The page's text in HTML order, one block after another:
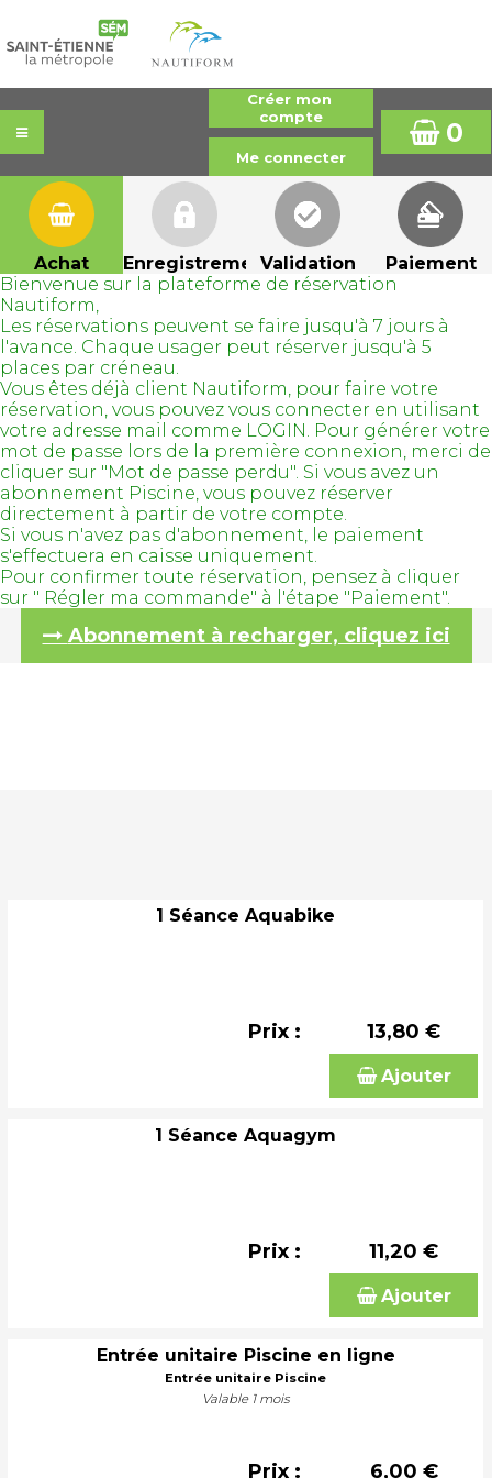
0
Achat EnregistrementValidation
Paiement
Bienvenue sur la plateforme de réservation
Nautiform,
Les réservations peuvent se faire jusqu'à 7 jours à
l'avance. Chaque usager peut réserver jusqu'à 5
places par créneau.
Vous êtes déjà client Nautiform, pour faire votre
réservation, vous pouvez vous connecter en utilisant
votre adresse mail comme LOGIN. Pour générer votre
mot de passe lors de la première connexion, merci de
cliquer sur "Mot de passe perdu". Si vous avez un
abonnement Piscine, vous pouvez réserver
directement à partir de votre compte.
Si vous n'avez pas d'abonnement, le paiement
s'effectuera en caisse uniquement.
Pour confirmer toute réservation, pensez à cliquer
sur " Régler ma commande" à l'étape "Paiement".
Abonnement à recharger, cliquez ici
1 Séance Aquabike
Prix : 13,80 €
Ajouter
1 Séance Aquagym
Prix : 11,20 €
Ajouter
Entrée unitaire Piscine en ligne
Entrée unitaire Piscine
Valable 1 mois
Prix : 6,00 €